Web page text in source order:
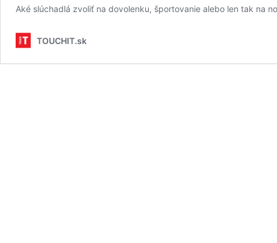
Aké slúchadlá zvoliť na dovolenku, športovanie alebo len tak na
TOUCHIT.sk